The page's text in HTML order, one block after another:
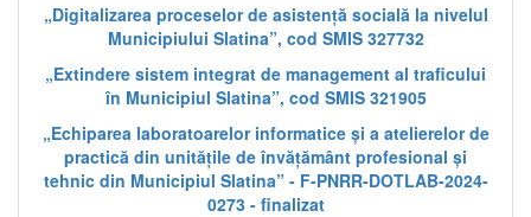
„Digitalizarea proceselor de asistență socială la nivelul
Municipiului Slatina”, cod SMIS 327732
„Extindere sistem integrat de management al traficului
în Municipiul Slatina”, cod SMIS 321905
„Echiparea laboratoarelor informatice și a atelierelor de
practică din unitățile de învățământ profesional și
tehnic din Municipiul Slatina” - F-PNRR-DOTLAB-2024-
0273 - finalizat